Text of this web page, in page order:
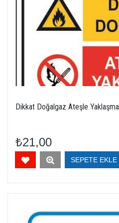
Dikkat Doğalgaz Ateşle Yaklaşma
₺21,00
SEPETE EKLE